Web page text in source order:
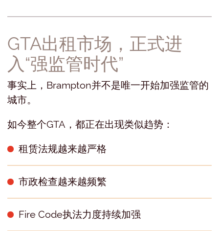
GTA出租市场，正式进
入“强监管时代”
事实上，Brampton并不是唯一开始加强监管的
城市。
如今整个GTA，都正在出现类似趋势：
租赁法规越来越严格
市政检查越来越频繁
Fire Code执法力度持续加强